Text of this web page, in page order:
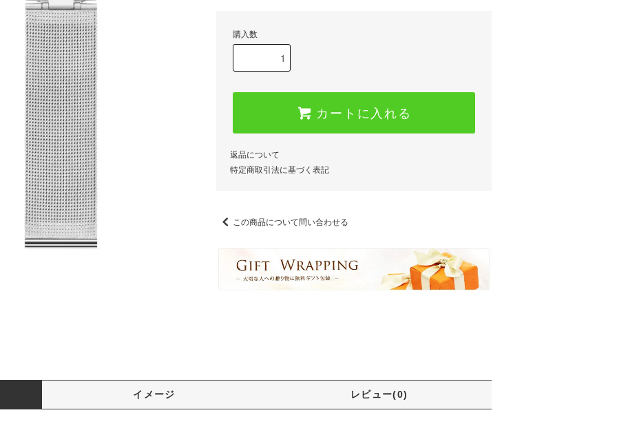
購入数
カートに入れる
返品について
特定商取引法に基づく表記
この商品について問い合わせる
イメージ レビュー(0)